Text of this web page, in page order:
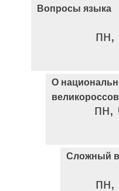
Вопросы языка
пн,
О
великороссов
пн,
Сложный
пн,